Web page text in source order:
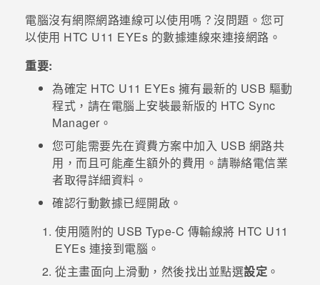
優惠專區
焦點訊息
校園專案
企業採購
銷售門市
VIVELAND
電腦沒有網際網路連線可以使用嗎？沒問題。您可
以使用 HTC U11 EYEs 的數據連線來連接網路。
重要:
為確定 HTC U11 EYEs 擁有最新的 USB 驅動
程式，請在電腦上安裝最新版的 HTC Sync
Manager 。
您可能需要先在資費方案中加入 USB 網路共
用，而且可能產生額外的費用。請聯絡電信業
者取得詳細資料。
確認行動數據已經開啟。
使用隨附的 USB Type-C 傳輸線將 HTC U11
EYEs 連接到電腦。
從主畫面向上滑動，然後找出並點選設定 。